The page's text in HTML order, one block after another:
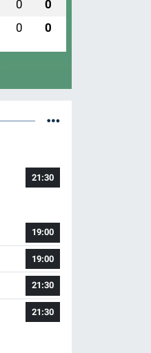
0 0
0 0
21:30
19:00
19:00
21:30
21:30